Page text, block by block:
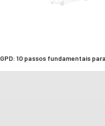
10 passos fundamentais